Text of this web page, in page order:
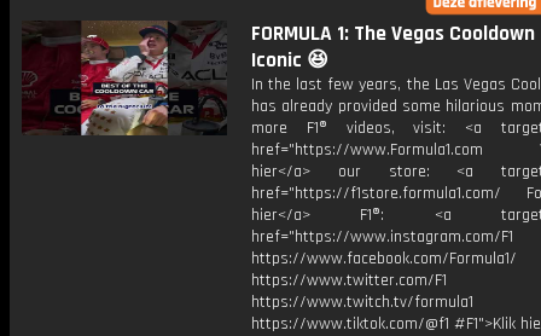
FORMULA 1: The Vegas
Iconic 😆
In the last few years, the Las Vegas
has already provided some hilarious
more F1® videos, visit: <a
href="https://www.Formula1.com
hier</a> our store: <a
href="https://f1store.formula1.com/
hier</a> F1®: <a
href="https://www.instagram.com/F1
https://www.facebook.com/Formula1/
https://www.twitter.com/F1
https://www.twitch.tv/formula1
https://www.tiktok.com/@f1 #F1">Klik